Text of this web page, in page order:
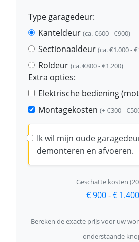
Type garagedeur:
Kanteldeur (ca. €600 - €900)
Sectionaaldeur (ca. €1.000 -
Roldeur (ca. €800 - €1.200)
Extra opties:
Elektrische bediening
Montagekosten (+ €300 -
Ik wil mijn oude
demonteren en afvoeren.
Geschatte kosten
€ 900-€ 1.400
Bereken de exacte prijs voor uw
onderstaande